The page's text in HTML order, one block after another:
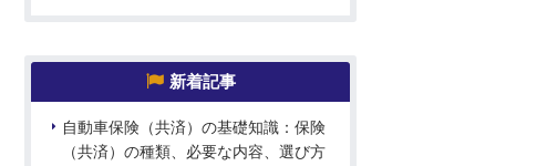
新着記事
自動車保険（共済）の基礎知識：保険
（共済）の種類、必要な内容、選び方